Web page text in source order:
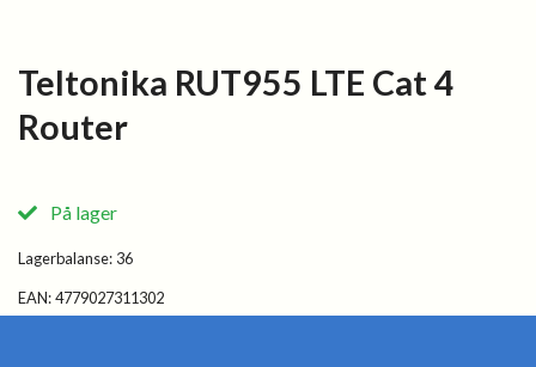
Teltonika RUT955 LTE Cat 4
Router
På lager
Lagerbalanse: 36
EAN:4779027311302